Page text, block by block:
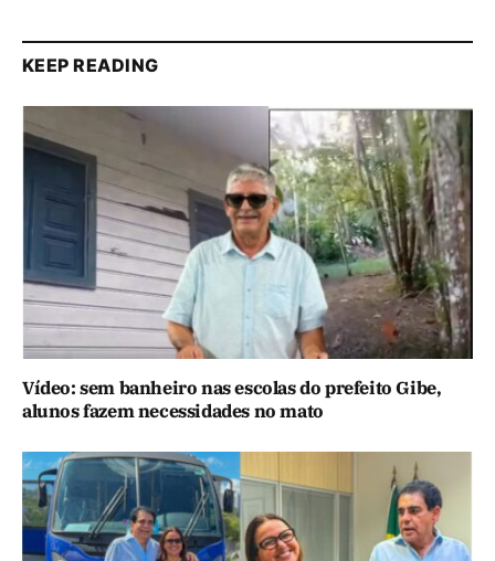
KEEP READING
Vídeo: sem banheiro nas escolas do prefeito Gibe,
alunos fazem necessidades no mato